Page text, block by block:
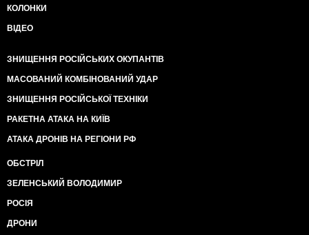
КОЛОНКИ
ВІДЕО
ЗНИЩЕННЯ РОСІЙСЬКИХ ОКУПАНТІВ
МАСОВАНИЙ КОМБІНОВАНИЙ УДАР
ЗНИЩЕННЯ РОСІЙСЬКОЇ ТЕХНІКИ
РАКЕТНА АТАКА НА КИЇВ
АТАКА ДРОНІВ НА РЕГІОНИ РФ
ОБСТРІЛ
ЗЕЛЕНСЬКИЙ ВОЛОДИМИР
РОСІЯ
ДРОНИ